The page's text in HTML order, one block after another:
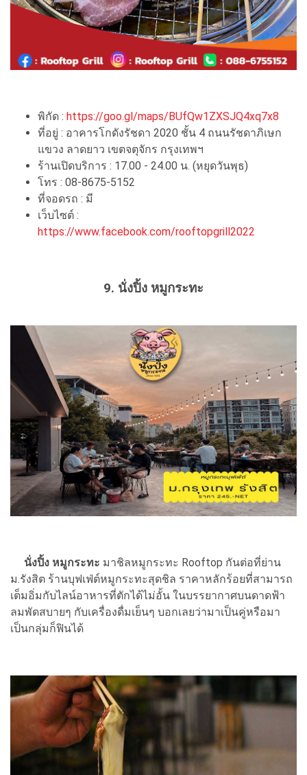
พิกัด : https://goo.gl/maps/BUfQw1ZXSJQ4xq7x8
ที่อยู่ : อาคารโกดังรัชดา 2020 ชั้น 4 ถนนรัชดาภิเษก
แขวง ลาดยาว เขตจตุจักร กรุงเทพฯ
ร้านเปิดบริการ : 17.00 - 24.00 น. (หยุดวันพุธ)
โทร : 08-8675-5152
ที่จอดรถ : มี
เว็บไซต์ :
https://www.facebook.com/rooftopgrill2022
9. นั่งปิ้ง หมูกระทะ
นั่งปิ้ง หมูกระทะ มาชิลหมูกระทะ Rooftop กันต่อที่ย่าน
ม.รังสิต ร้านบุฟเฟ่ต์หมูกระทะสุดชิล ราคาหลักร้อยที่สามารถ
เต็มอิ่มกับไลน์อาหารที่ตักได้ไม่อั้น ในบรรยากาศบนดาดฟ้า
ลมพัดสบายๆ กับเครื่องดื่มเย็นๆ บอกเลยว่ามาเป็นคู่หรือมา
เป็นกลุ่มก็ฟินได้